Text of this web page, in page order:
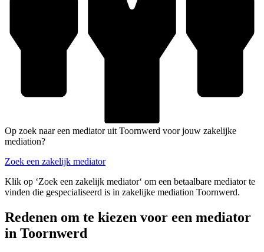
Op zoek naar een mediator uit Toornwerd voor jouw zakelijke
mediation?
Zoek een zakelijk mediator
Klik op ‘Zoek een zakelijk mediator‘ om een betaalbare mediator te
vinden die gespecialiseerd is in zakelijke mediation Toornwerd.
Redenen om te kiezen voor een mediator
in Toornwerd